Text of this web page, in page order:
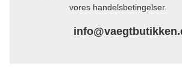
vores handelsbetingelser.